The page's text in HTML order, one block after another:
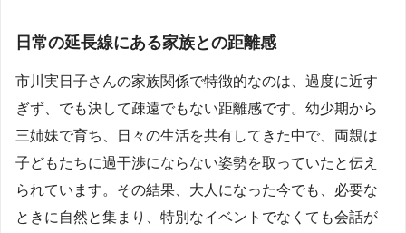
日常の延長線にある家族との距離感
市川実日子さんの家族関係で特徴的なのは、過度に近す
ぎず、でも決して疎遠でもない距離感です。幼少期から
三姉妹で育ち、日々の生活を共有してきた中で、両親は
子どもたちに過干渉にならない姿勢を取っていたと伝え
られています。その結果、大人になった今でも、必要な
ときに自然と集まり、特別なイベントでなくても会話が